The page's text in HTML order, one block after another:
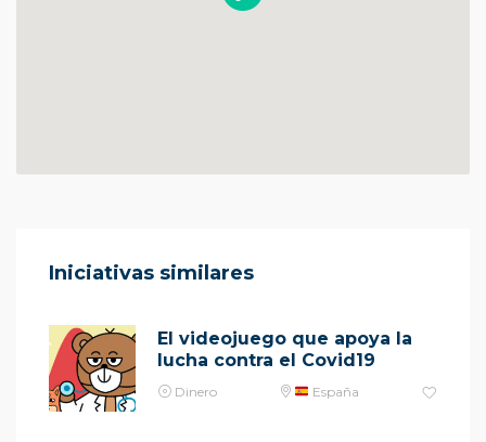
Iniciativas similares
El videojuego que apoya la
lucha contra el Covid19
Dinero España